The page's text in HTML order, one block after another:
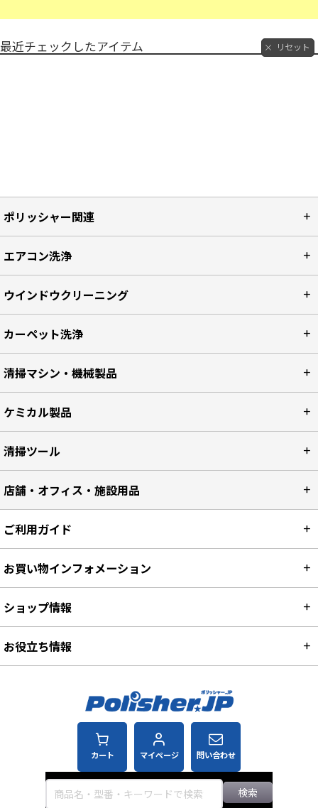
最近チェックしたアイテム リセット
ポリッシャー関連
エアコン洗浄
ウインドウクリーニング
カーペット洗浄
清掃マシン・機械製品
ケミカル製品
清掃ツール
店舗・オフィス・施設用品
カート マイページ 問い合わせ
検索
ご利用ガイド
お買い物インフォメーション
ショップ情報
お役立ち情報